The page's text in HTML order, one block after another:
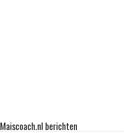
Maiscoach.nl berichten